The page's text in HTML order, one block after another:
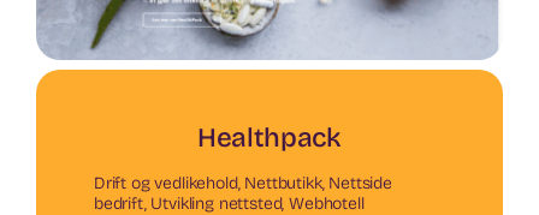
Healthpack
Drift og vedlikehold, Nettbutikk, Nettside
bedrift, Utvikling nettsted,Webhotell